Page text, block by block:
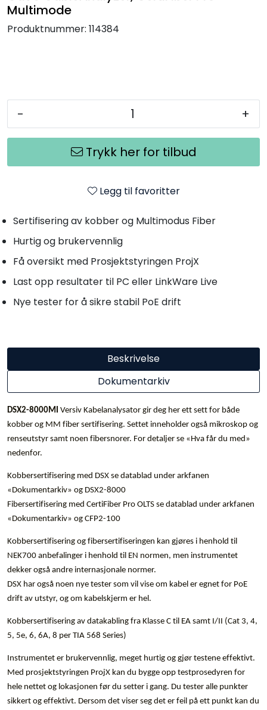
Multimode
Produktnummer: 114384
- +
Trykk her for tilbud
Legg til favoritter
Sertifisering av kobber og Multimodus Fiber
Hurtig og brukervennlig
Få oversikt med Prosjektstyringen ProjX
Last opp resultater til PC eller LinkWare Live
Nye tester for å sikre stabil PoE drift
Beskrivelse
Dokumentarkiv
DSX2-8000MI Versiv Kabelanalysator gir deg her ett sett for både
kobber og MM fiber sertifisering. Settet inneholder også mikroskop og
renseutstyr samt noen fibersnorer. For detaljer se «Hva får du med»
nedenfor.
Kobbersertifisering med DSX se datablad under arkfanen
«Dokumentarkiv» og DSX2-8000
Fibersertifisering med CertiFiber Pro OLTS se datablad under arkfanen
«Dokumentarkiv» og CFP2-100
Kobbersertifisering og fibersertifiseringen kan gjøres i henhold til
NEK700 anbefalinger i henhold til EN normen, men instrumentet
dekker også andre internasjonale normer.
DSX har også noen nye tester som vil vise om kabel er egnet for PoE
drift av utstyr, og om kabelskjerm er hel.
Kobbersertifisering av datakabling fra Klasse C til EA samt I/II (Cat 3, 4,
5, 5e, 6, 6A, 8 per TIA 568 Series)
Instrumentet er brukervennlig, meget hurtig og gjør testene effektivt.
Med prosjektstyringen ProjX kan du bygge opp testprosedyren for
hele nettet og lokasjonen før du setter i gang. Du tester alle punkter
sikkert og effektivt. Dersom det viser seg det er feil på ett punkt kan du
Tilbehør